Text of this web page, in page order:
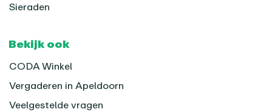
Sieraden
Bekijk ook
CODA Winkel
Vergaderen in Apeldoorn
Veelgestelde vragen